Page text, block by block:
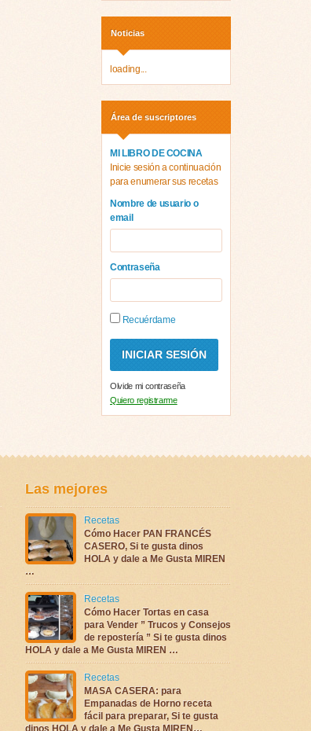
Noticias
loading...
Área de suscriptores
MI LIBRO DE COCINA
Inicie sesión a continuación
para enumerar sus recetas
Nombre de usuario o
email
Contraseña
Recuérdame
Olvide mi contraseña
Quiero registrarme
Las mejores
Recetas
Cómo Hacer PAN FRANCÉS
CASERO, Si te gusta dinos
HOLA y dale a Me Gusta MIREN
…
Recetas
Cómo Hacer Tortas en casa
para Vender ” Trucos y Consejos
de repostería ” Si te gusta dinos
HOLA y dale a Me Gusta MIREN …
Recetas
MASA CASERA: para
Empanadas de Horno receta
fácil para preparar, Si te gusta
dinos HOLA y dale a Me Gusta MIREN…